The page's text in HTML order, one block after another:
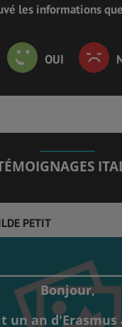
les informations
OUI
PETIT
Bonjour,
un an d'Erasmus